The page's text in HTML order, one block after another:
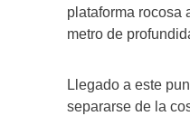
plataforma rocosa
metro de
Llegado a este
separarse de la